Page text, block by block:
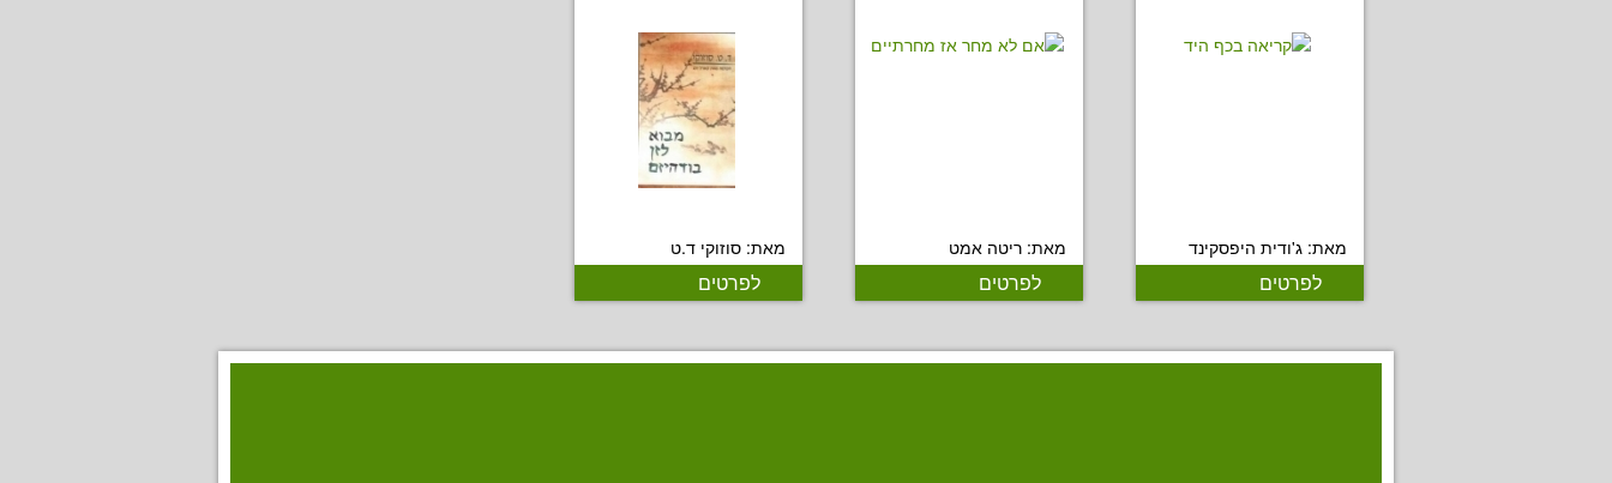
מאת: ג'ודית היפסקינד
לפרטים
מאת: ריטה אמט
לפרטים
מאת: סוזוקי ד.ט
לפרטים